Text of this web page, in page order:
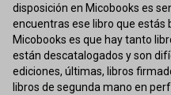
disposición en Micobooks es
encuentras ese libro que estás
Micobooks es que hay tanto
están descatalogados y son
ediciones, últimas, libros
libros de segunda mano en